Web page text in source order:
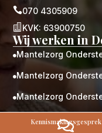
Zorg op maat
Geen lange
Altijd
Hoog
Contact
070 4305909
 KVK: 63900750
Wij werken in
Mantelzorg
Mantelzorg
Mantelzorg
Mantelzorg

Kennismakingsgesprek